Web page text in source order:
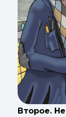
Второе.